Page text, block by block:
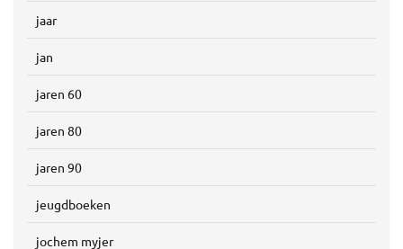
jaar
jan
jaren 60
jaren 80
jaren 90
jeugdboeken
jochem myjer